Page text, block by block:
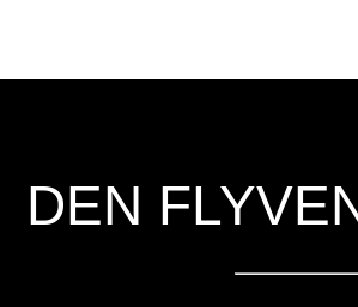
DEN